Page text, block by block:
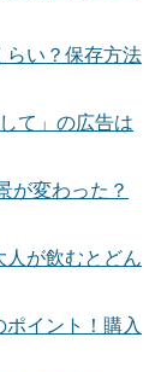
らい？保存方法
て」の広告は
が変わった？
人が飲むとどん
ポイント！購入